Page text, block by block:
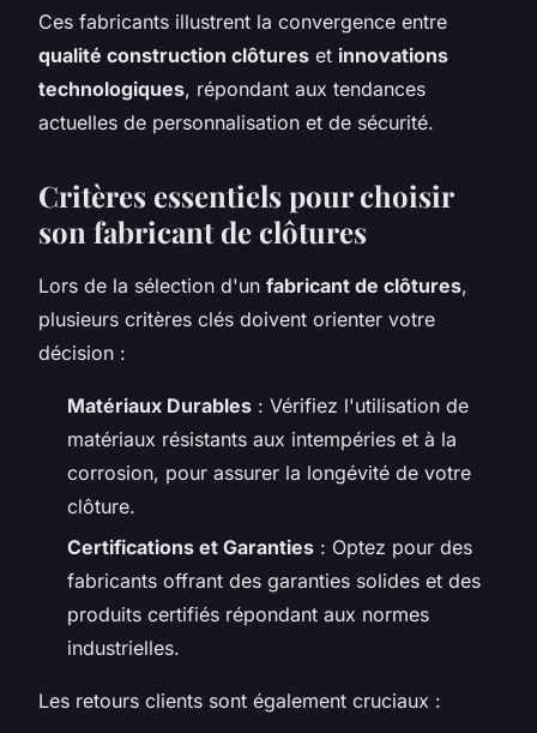
Ces fabricants illustrent la convergence entre
qualité construction clôtures et innovations
technologiques, répondant aux tendances
actuelles de personnalisation et de sécurité.
Critères essentiels pour choisir
son fabricant de clôtures
Lors de la sélection d'un fabricant de clôtures,
plusieurs critères clés doivent orienter votre
décision :
Matériaux Durables : Vérifiez l'utilisation de
matériaux résistants aux intempéries et à la
corrosion, pour assurer la longévité de votre
clôture.
Certifications et Garanties : Optez pour des
fabricants offrant des garanties solides et des
produits certifiés répondant aux normes
industrielles.
Les retours clients sont également cruciaux :